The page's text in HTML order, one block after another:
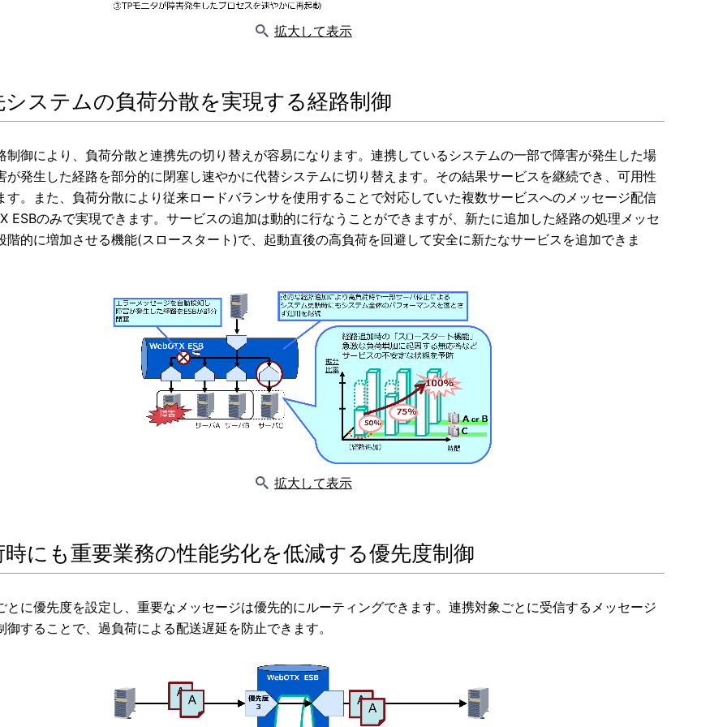
拡大して表示
システムの負荷分散を実現する経路制御
制御により、負荷分散と連携先の切り替えが容易になります。連携しているシステムの一部で障害が発生した場
が発生した経路を部分的に閉塞し速やかに代替システムに切り替えます。その結果サービスを継続でき、可用性
す。また、負荷分散により従来ロードバランサを使用することで対応していた複数サービスへのメッセージ配信
ESBのみで実現できます。サービスの追加は動的に行なうことができますが、新たに追加した経路の処理メッセ
階的に増加させる機能(スロースタート)で、起動直後の高負荷を回避して安全に新たなサービスを追加できま
拡大して表示
時にも重要業務の性能劣化を低減する優先度制御
とに優先度を設定し、重要なメッセージは優先的にルーティングできます。連携対象ごとに受信するメッセージ
御することで、過負荷による配送遅延を防止できます。